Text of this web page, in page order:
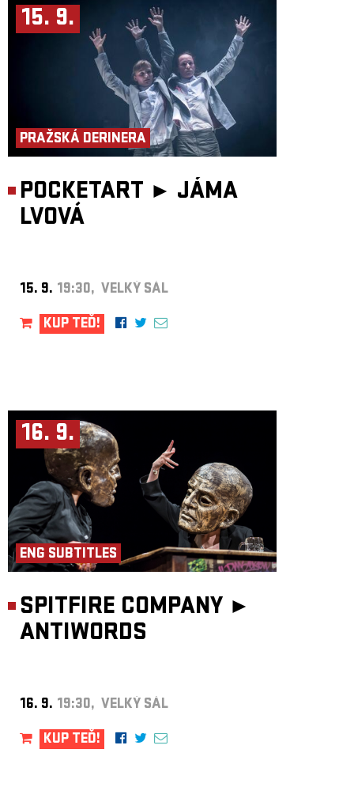
nad závěrem svého baletu Romeo a Julie. Ale zřejmě netušil o čem
hovoří.“ Sarah Kaufmann, Washington Post
„Ztělesňují pokladnici fyzicky expresivního divadelního umění“, Sarah
Halzack, Washington Post
Autoři a performeři: Miřenka Čechová, Radim Vizváry
Režijně-dramaturgická spolupráce: Petr Boháč
Scéna a kostýmy: Lucia Škandíková, Petra Vlachynská
Light design: Martin Špetlík, Jiří Šmirk Produkce: Jan Honeiser
15. 9.
PRAŽSKÁ DERINERA
POCKETART ► JÁMA
LVOVÁ
15. 9. 19:30, VELKÝ SÁL
KUP TEĎ!
16. 9.
ENG SUBTITLES
SPITFIRE COMPANY ►
ANTIWORDS
16. 9. 19:30, VELKÝ SÁL
KUP TEĎ!